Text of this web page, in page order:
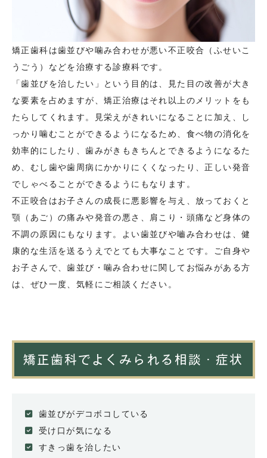
矯正歯科は歯並びや噛み合わせが悪い不正咬合（ふせいこ
うごう）などを治療する診療科です。
「歯並びを治したい」という目的は、見た目の改善が大き
な要素を占めますが、矯正治療はそれ以上のメリットをも
たらしてくれます。見栄えがきれいになることに加え、し
っかり噛むことができるようになるため、食べ物の消化を
効率的にしたり、歯みがきもきちんとできるようになるた
め、むし歯や歯周病にかかりにくくなったり、正しい発音
でしゃべることができるようにもなります。
不正咬合はお子さんの成長に悪影響を与え、放っておくと
顎（あご）の痛みや発音の悪さ、肩こり・頭痛など身体の
不調の原因にもなります。よい歯並びや嚙み合わせは、健
康的な生活を送るうえでとても大事なことです。ご自身や
お子さんで、歯並び・噛み合わせに関してお悩みがある方
は、ぜひ一度、気軽にご相談ください。
矯正歯科でよくみられる相談・症状
歯並びがデコボコしている
受け口が気になる
すきっ歯を治したい